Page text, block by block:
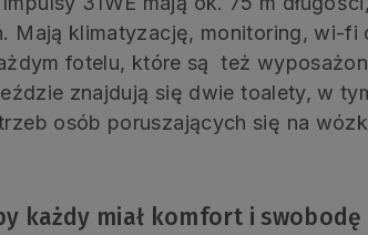
Mają klimatyzację, monitoring, wi-fi
fotelu, które są też
znajdują się dwie toalety, w
osób poruszających się na
każdy miał komfort i